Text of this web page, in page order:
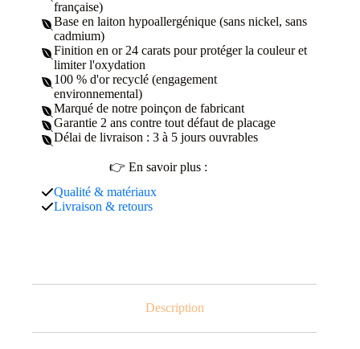
française)
Base en laiton hypoallergénique (sans nickel, sans
cadmium)
Finition en or 24 carats pour protéger la couleur et
limiter l'oxydation
100 % d'or recyclé (engagement
environnemental)
Marqué de notre poinçon de fabricant
Garantie 2 ans contre tout défaut de placage
Délai de livraison : 3 à 5 jours ouvrables
👉 En savoir plus :
Qualité & matériaux
Livraison & retours
Description